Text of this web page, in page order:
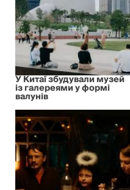
У Китаї збудували музей
із галереями у формі
валунів